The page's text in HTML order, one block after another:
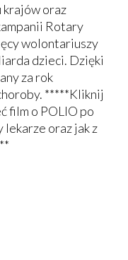
krajów oraz
Rotary
wolontariuszy
dzieci. Dzięki
za rok
*****Kliknij
film o POLIO po
lekarze oraz jak z